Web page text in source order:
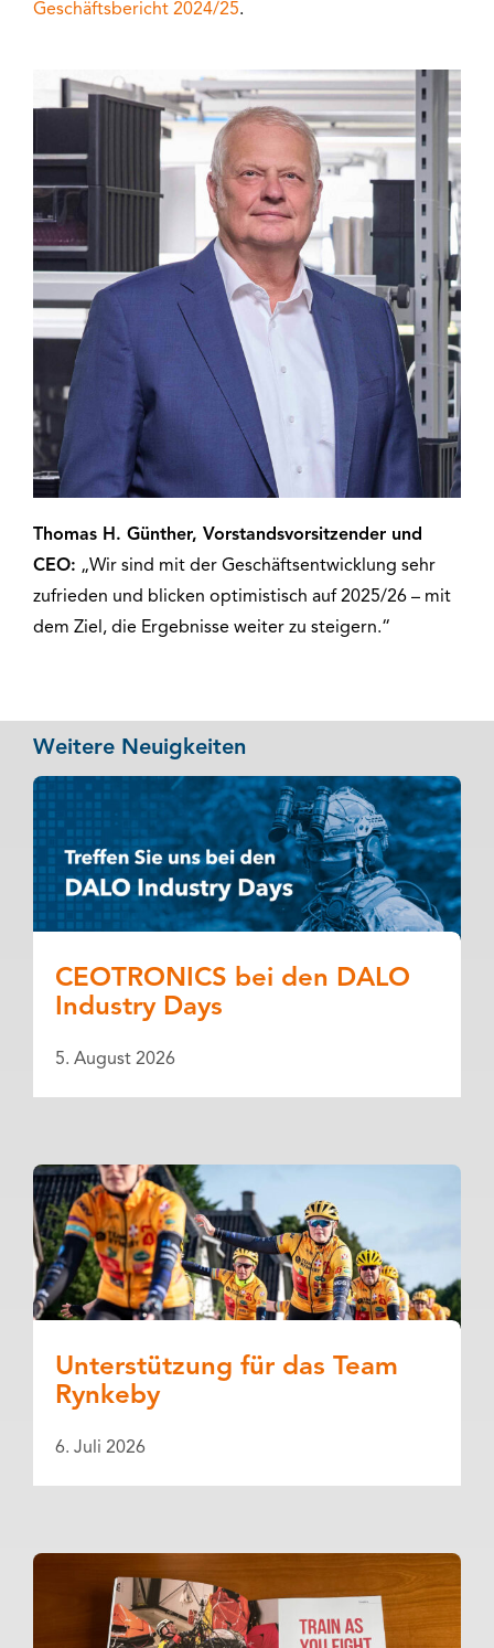
Geschäftsbericht 2024/25.
Thomas H. Günther, Vorstandsvorsitzender und
CEO: „Wir sind mit der Geschäftsentwicklung sehr
zufrieden und blicken optimistisch auf 2025/26 – mit
dem Ziel, die Ergebnisse weiter zu steigern.“
Weitere Neuigkeiten
CEOTRONICS bei den DALO
Industry Days
5. August 2026
Unterstützung für das Team
Rynkeby
6. Juli 2026